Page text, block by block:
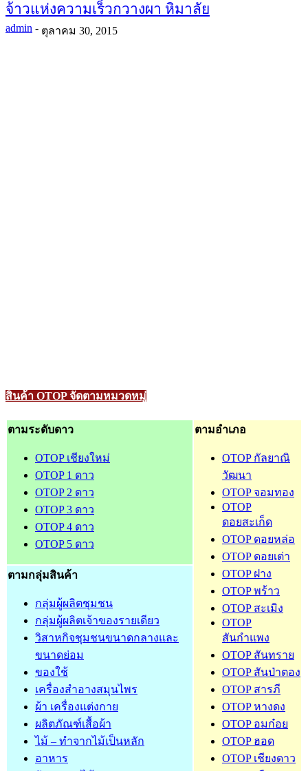
จ้าวแห่งความเร็วกวางผา หิมาลัย
admin - ตุลาคม 30, 2015
สินค้า OTOP จัดตามหมวดหมู่
ตามระดับดาว
OTOP เชียงใหม่
OTOP 1 ดาว
OTOP 2 ดาว
OTOP 3 ดาว
OTOP 4 ดาว
OTOP 5 ดาว
ตามอำเภอ
OTOP กัลยาณิ
วัฒนา
OTOP จอมทอง
OTOP
ดอยสะเก็ด
OTOP ดอยหล่อ
OTOP ดอยเต่า
OTOP ฝาง
OTOP พร้าว
OTOP สะเมิง
OTOP
สันกำแพง
OTOP สันทราย
OTOP สันป่าตอง
OTOP สารภี
OTOP หางดง
OTOP อมก๋อย
OTOP ฮอด
OTOP เชียงดาว
ตามกลุ่มสินค้า
กลุ่มผู้ผลิตชุมชน
กลุ่มผู้ผลิตเจ้าของรายเดียว
วิสาหกิจชุมชนขนาดกลางและ
ขนาดย่อม
ของใช้
เครื่องสำอางสมุนไพร
ผ้า เครื่องแต่งกาย
ผลิตภัณฑ์เสื้อผ้า
ไม้ – ทำจากไม้เป็นหลัก
อาหาร